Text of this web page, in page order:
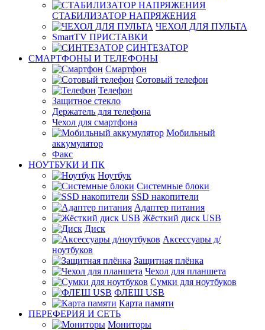
СТАБИЛИЗАТОР НАПРЯЖЕНИЯ
ЧЕХОЛ ДЛЯ ПУЛЬТА
SmartTV ПРИСТАВКИ
СИНТЕЗАТОР
СМАРТФОНЫ И ТЕЛЕФОНЫ
Смартфон
Сотовый телефон
Телефон
Защитное стекло
Держатель для телефона
Чехол для смартфона
Мобильный
аккумулятор
Факс
НОУТБУКИ И ПК
Ноутбук
Системные блоки
SSD накопители
Адаптер питания
Жёсткий диск USB
Диск
Аксессуары д/
ноутбуков
Защитная плёнка
Чехол для планшета
Сумки для ноутбуков
ФЛЕШ USB
Карта памяти
ПЕРЕФЕРИЯ И СЕТЬ
Мониторы